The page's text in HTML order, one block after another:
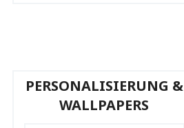
PERSONALISIERUNG &
WALLPAPERS